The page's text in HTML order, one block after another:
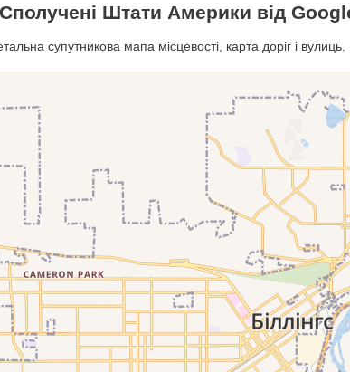
Штати Америки від
супутникова мапа місцевості, карта доріг і вулиць.